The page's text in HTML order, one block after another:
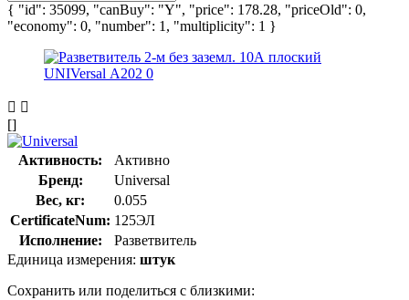
{ "id": 35099, "canBuy": "Y", "price": 178.28, "priceOld": 0,
"economy": 0, "number": 1, "multiplicity": 1 }
[]
Активность:
Активно
Бренд:
Universal
Вес, кг:
0.055
CertificateNum: 125ЭЛ
Исполнение:
Разветвитель
Единица измерения: штук
Сохранить или поделиться с близкими: